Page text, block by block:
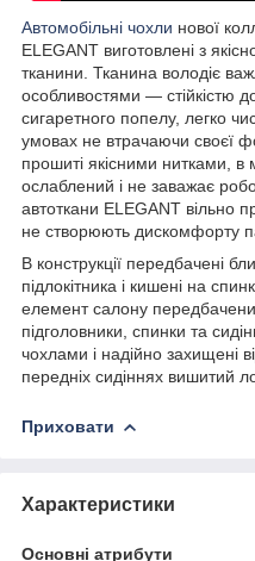
Автомобільні чохли нової
ELEGANT виготовлені з
тканини. Тканина володіє
особливостями — стійкістю
сигаретного попелу, легко
умовах не втрачаючи своєї
прошиті якісними нитками,
ослаблений і не заважає
автоткани ELEGANT вільно
не створюють дискомфорту
В конструкції передбачені
підлокітника і кишені на
елемент салону
підголовники, спинки та
чохлами і надійно захищені
передніх сидіннях вишитий
Приховати
Характеристики
Основні атрибути